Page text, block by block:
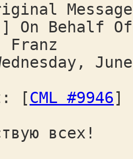
On Behalf Of
[CML #9946]
всех!